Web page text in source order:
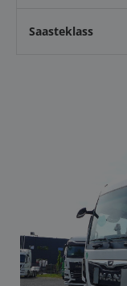
Saasteklass